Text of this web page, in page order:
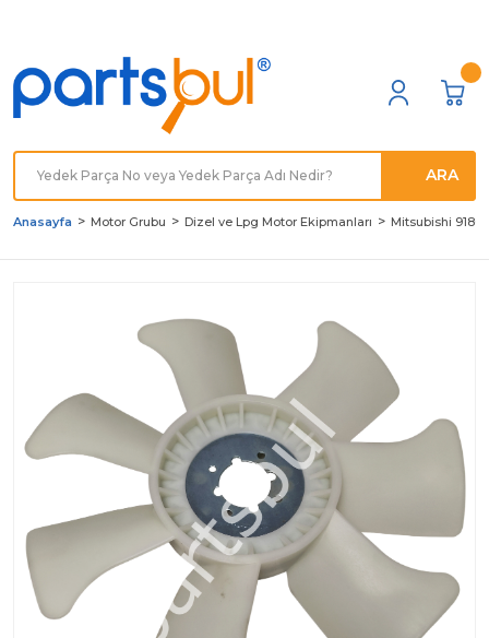
ARA
Anasayfa Motor Grubu Dizel ve Lpg Motor Ekipmanları Mitsubishi